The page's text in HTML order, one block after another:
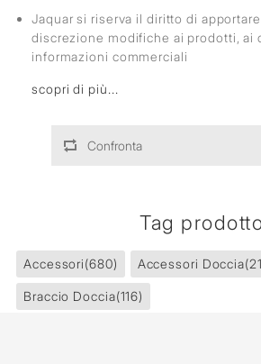
Jaquar si riserva il diritto di
discrezione modifiche ai prodotti, ai
informazioni commerciali
scopri di più...
Confronta
Tag
Accessori(680) Accessori Doccia
Braccio Doccia(116)